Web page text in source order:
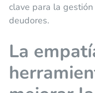
clave para la
deudores.
La